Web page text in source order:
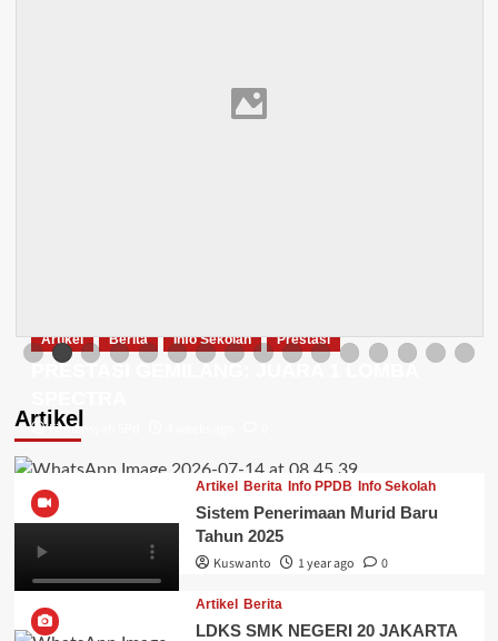
Artikel
Artikel Berita Info Sekolah Prestasi
PRESTASI GEMILANG: JUARA 1 LOMBA
Firmansyah SPd
Artikel Berita Info PPDB Info Sekolah
Sistem Penerimaan Murid Baru
Tahun 2025
Kuswanto
1 year ago 0
Artikel Berita
LDKS SMK NEGERI 20 JAKARTA